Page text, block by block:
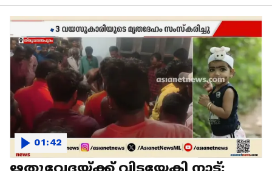
ഋതുവേദയ്ക്ക് വിടയേകി നാട്;
01:42